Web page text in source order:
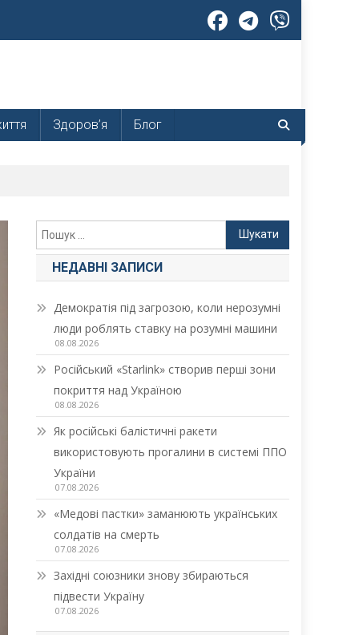
Здоров’я Блог
Пошук:
НЕДАВНІ ЗАПИСИ
Демократія під загрозою, коли нерозумні
люди роблять ставку на розумні машини
08.08.2026
Російський «Starlink» створив перші зони
покриття над Україною
08.08.2026
Як російські балістичні ракети
використовують прогалини в системі ППО
України
07.08.2026
«Медові пастки» заманюють українських
солдатів на смерть
07.08.2026
Західні союзники знову збираються
підвести Україну
07.08.2026